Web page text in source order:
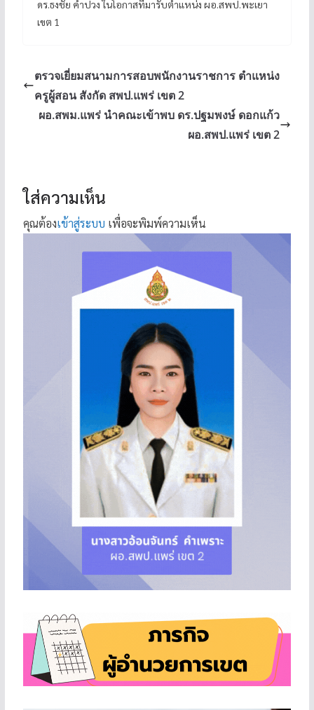
ดร.ธงชัย คำปวง ในโอกาสที่มารับตำแหน่ง ผอ.สพป.พะเยา
เขต 1
ตรวจเยี่ยมสนามการสอบพนักงานราชการ ตำแหน่ง
ครูผู้สอน สังกัด สพป.แพร่ เขต 2
ผอ.สพม.แพร่ นำคณะเข้าพบ ดร.ปฐมพงษ์ ดอกแก้ว
ผอ.สพป.แพร่ เขต 2
ใส่ความเห็น
คุณต้องเข้าสู่ระบบ เพื่อจะพิมพ์ความเห็น